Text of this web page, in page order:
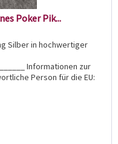
Poker Pik...
Silber in hochwertiger
Informationen zur
Person für die EU: